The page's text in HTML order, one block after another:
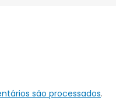
são processados.